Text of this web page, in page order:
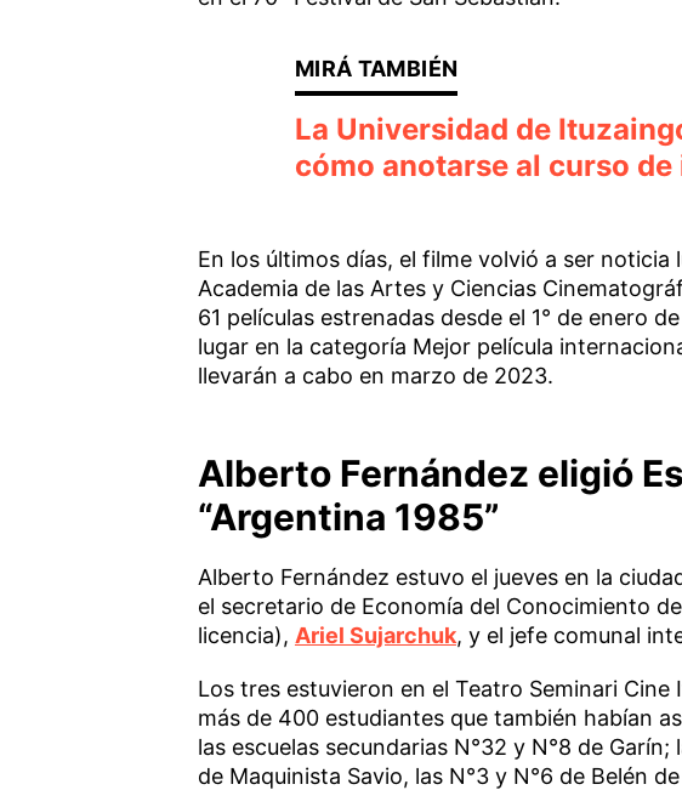
La Universidad de
cómo anotarse al curso de
En los últimos días, el filme volvió a ser noticia
Academia de las Artes y Ciencias
61 películas estrenadas desde el 1° de enero
lugar en la categoría Mejor película
llevarán a cabo en marzo de 2023.
Alberto Fernández eligió
“Argentina 1985”
Alberto Fernández estuvo el jueves en la
el secretario de Economía del Conocimiento
licencia), Ariel Sujarchuk, y el jefe comunal
Los tres estuvieron en el Teatro Seminari
más de 400 estudiantes que también habían
las escuelas secundarias N°32 y N°8 de
de Maquinista Savio, las N°3 y N°6 de Belén